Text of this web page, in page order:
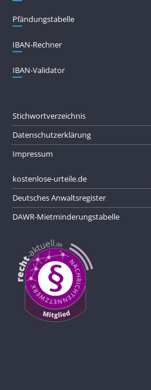
Pfändungs­tabelle
IBAN-Rechner
IBAN-Validator
Stichwortverzeichnis
Datenschutzerklärung
Impressum
kostenlose-urteile.de
Deutsches Anwaltsregister
DAWR-Mietminderungstabelle